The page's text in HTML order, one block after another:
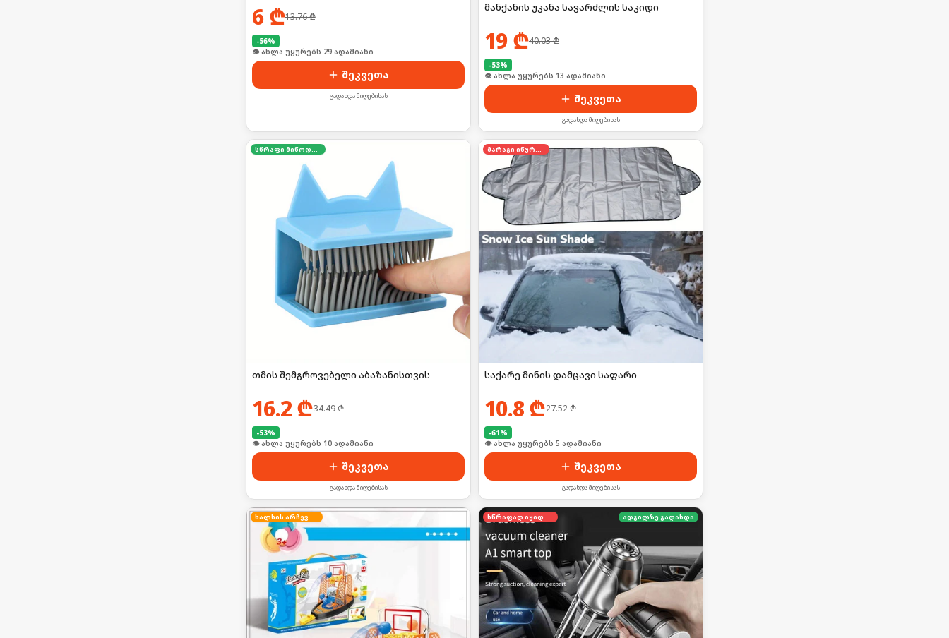
6₾13.76₾
-56%
👁 ახლა უყურებს 29 ადამიანი
შეკვეთა
გადახდა მიღებისას
მანქანის უკანა სავარძლის საკიდი
19₾40.03₾
-53%
👁 ახლა უყურებს 13 ადამიანი
შეკვეთა
გადახდა მიღებისას
სწრაფი მიწოდება
თმის შემგროვებელი აბაზანისთვის
16.2₾34.49₾
-53%
👁 ახლა უყურებს 10 ადამიანი
შეკვეთა
გადახდა მიღებისას
მარაგი იწურება
საქარე მინის დამცავი საფარი
10.8₾27.52₾
-61%
👁 ახლა უყურებს 5 ადამიანი
შეკვეთა
გადახდა მიღებისას
ხალხის არჩევანი სწრაფად იყიდება ადგილზე გადახდა